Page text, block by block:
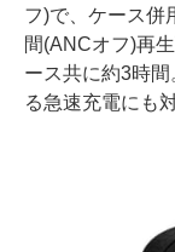
フ)で、ケース併
間(ANCオフ)再
ース共に約3時
る急速充電にも